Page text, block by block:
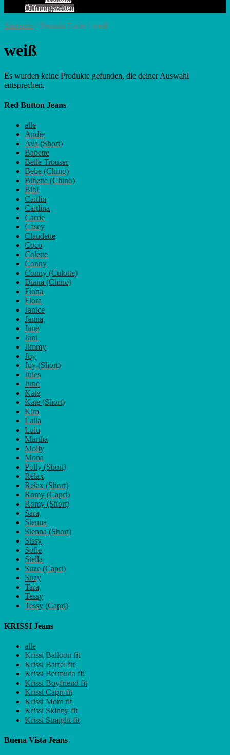
Öffnungszeiten
Startseite / Produkt Farbe / weiß
weiß
Es wurden keine Produkte gefunden, die deiner Auswahl
entsprechen.
Red Button Jeans
alle
Andie
Ava (Short)
Babette
Belle Trouser
Bebe (Chino)
Bibette (Chino)
Bibi
Caitlin
Caitlina
Carrie
Casey
Claudette
Coco
Colette
Conny
Conny (Culotte)
Diana (Chino)
Fiona
Flora
Janice
Janna
Jane
Jani
Jimmy
Joy
Joy (Short)
Jules
June
Kate
Kate (Short)
Kim
Laila
Lulu
Martha
Molly
Mona
Polly (Short)
Relax
Relax (Short)
Romy (Capri)
Romy (Short)
Sara
Sienna
Sienna (Short)
Sissy
Sofie
Stella
Suze (Capri)
Suzy
Tara
Tessy
Tessy (Capri)
KRISSI Jeans
alle
Krissi Balloon fit
Krissi Barrel fit
Krissi Bermuda fit
Krissi Boyfriend fit
Krissi Capri fit
Krissi Mom fit
Krissi Skinny fit
Krissi Straight fit
Buena Vista Jeans